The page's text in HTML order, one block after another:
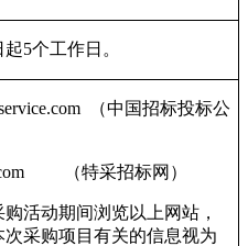
5个工作日。
（中国招标投标公
（特采招标网）
活动期间浏览以上网站，
采购项目有关的信息视为